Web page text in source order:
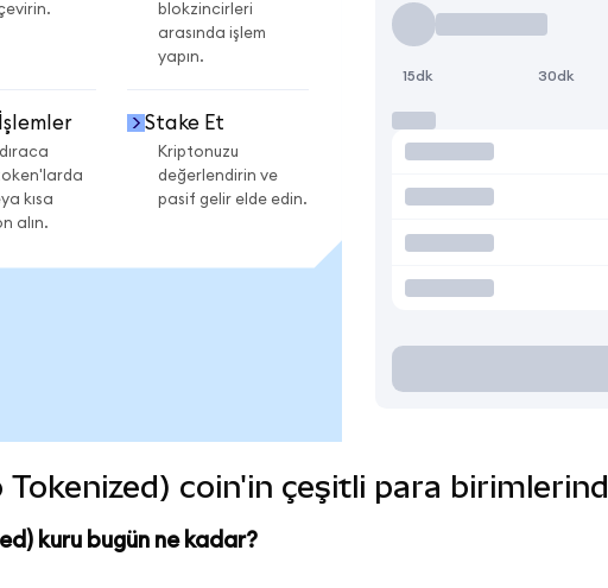
blokzincirleri
arasında işlem
yapın.
kısa
alın.
Stake Et
Kriptonuzu
değerlendirin ve
pasif gelir elde edin.
15dk 30dk
Tokenized) coin'in çeşitli para
kuru bugün ne kadar?